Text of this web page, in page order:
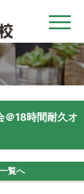
＠18時間耐久オ
一覧へ